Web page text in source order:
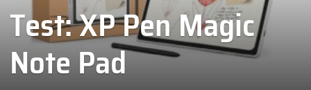
Test: XP Pen Magic
Note Pad